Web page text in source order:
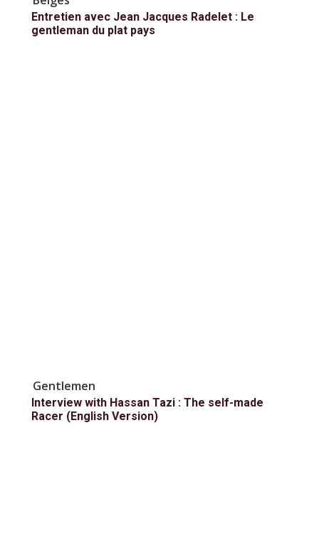
Entretien avec Jean Jacques Radelet : Le
gentleman du plat pays
Gentlemen
Interview with Hassan Tazi : The self-made
Racer (English Version)